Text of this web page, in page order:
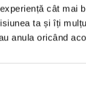
cât mai
ta și îți
anula oricând
murdered